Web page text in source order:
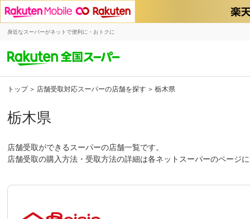
身近なスーパーがネットで便利に・おトクに
トップ 店舗受取対応スーパーの店舗を探す 栃木県
栃木県
店舗受取ができるスーパーの店舗一覧です。
店舗受取の購入方法・受取方法の詳細は各ネットスーパーのページに